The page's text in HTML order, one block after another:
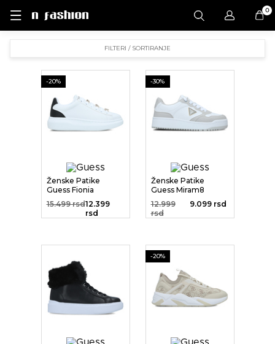
0
FILTERI / SORTIRANJE
Ženske Patike
Guess Fionia
15.499 rsd12.399
rsd
-20%
Ženske Patike
Guess Miram8
12.999
rsd
9.099 rsd
-30%
-20%